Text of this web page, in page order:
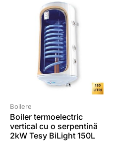
Boilere
Boiler termoelectric
vertical cu o serpentină
2kW Tesy BiLight 150L